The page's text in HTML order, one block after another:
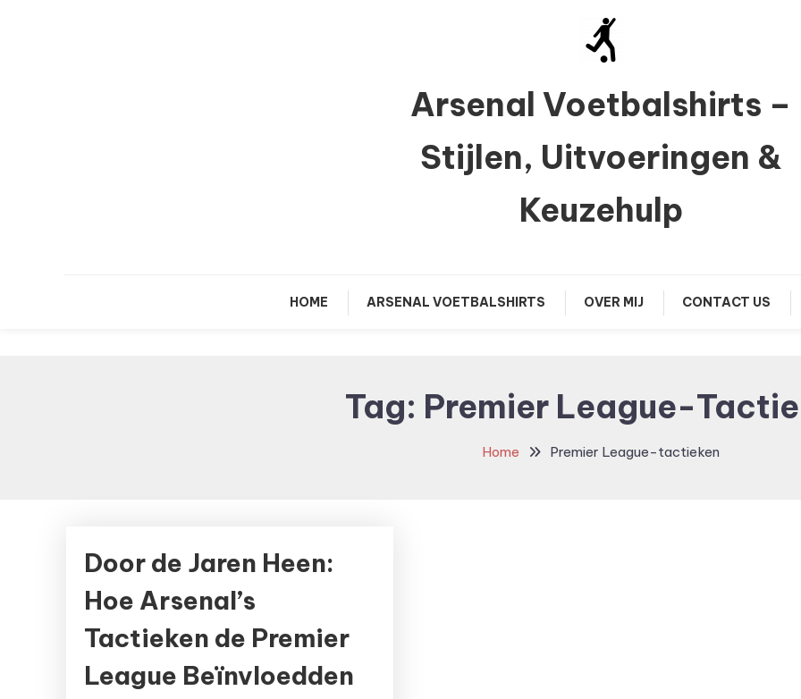
Arsenal Voetbalshirts –
Stijlen, Uitvoeringen &
Keuzehulp
HOME ARSENAL VOETBALSHIRTS OVER MIJ CONTACT US
Tag: Premier League-
Home Premier League-tactieken
Door de Jaren Heen:
Hoe Arsenal’s
Tactieken de Premier
League Beïnvloedden